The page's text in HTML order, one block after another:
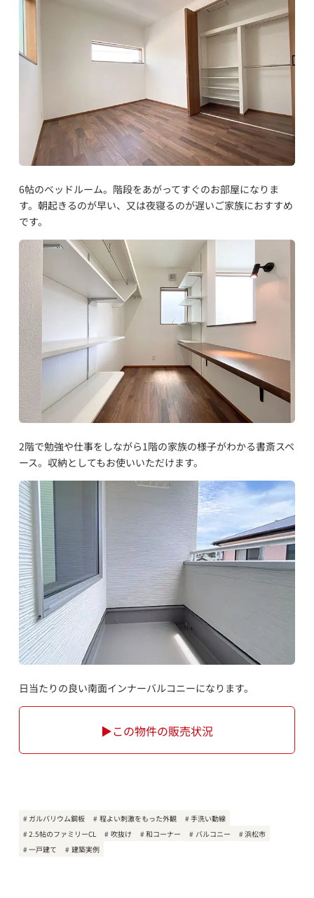
6帖のベッドルーム。階段をあがってすぐのお部屋になりま
す。朝起きるのが早い、又は夜寝るのが遅いご家族におすすめ
です。
2階で勉強や仕事をしながら1階の家族の様子がわかる書斎スペ
ース。収納としてもお使いいただけます。
日当たりの良い南面インナーバルコニーになります。
▶この物件の販売状況
ガルバリウム鋼板 程よい刺激をもった外観
手洗い動線
2.5帖のファミリーCL
吹抜け 和コーナー バルコニー
浜松市
一戸建て
建築実例